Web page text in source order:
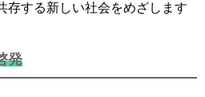
存する新しい社会をめざします
発